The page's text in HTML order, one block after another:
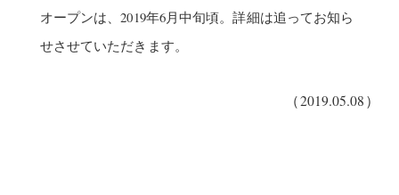
オープンは、2019年6月中旬頃。詳細は追ってお知ら
せさせていただきます。
（2019.05.08）